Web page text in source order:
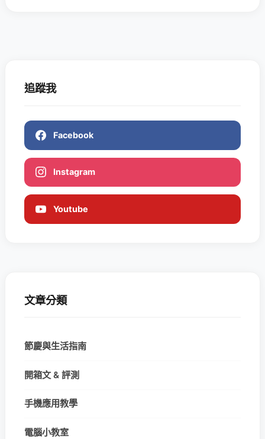
追蹤我
Facebook
Instagram
Youtube
文章分類
節慶與生活指南
開箱文 & 評測
手機應用教學
電腦小教室